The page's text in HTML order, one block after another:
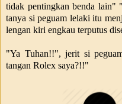
tidak pentingkan benda lain"
tanya si peguam lelaki itu
lengan kiri engkau terputus
"Ya Tuhan!!", jerit si
tangan Rolex saya?!!"